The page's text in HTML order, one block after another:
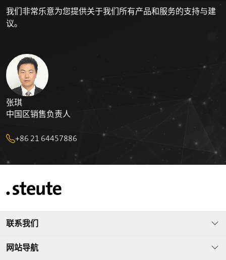
我们非常乐意为您提供关于我们所有产品和服务的支持与建
议。
张琪
中国区销售负责人
+86 21 64457886
联系我们
网站导航